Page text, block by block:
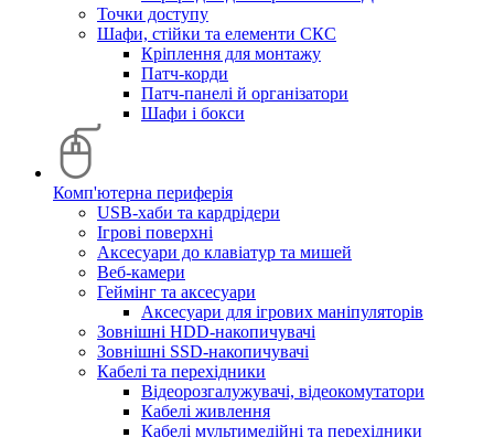
Точки доступу
Шафи, стійки та елементи СКС
Кріплення для монтажу
Патч-корди
Патч-панелі й організатори
Шафи і бокси
Комп'ютерна периферія
USB-хаби та кардрідери
Ігрові поверхні
Аксесуари до клавіатур та мишей
Веб-камери
Геймінг та аксесуари
Аксесуари для ігрових маніпуляторів
Зовнішні HDD-накопичувачі
Зовнішні SSD-накопичувачі
Кабелі та перехідники
Відеорозгалужувачі, відеокомутатори
Кабелі живлення
Кабелі мультимедійні та перехідники